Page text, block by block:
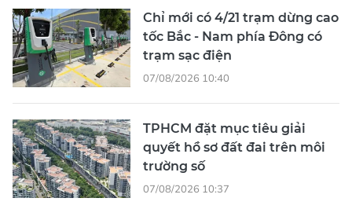
Chỉ mới có 4/21 trạm dừng cao
tốc Bắc - Nam phía Đông có
trạm sạc điện
07/08/2026 10:40
TPHCM đặt mục tiêu giải
quyết hồ sơ đất đai trên môi
trường số
07/08/2026 10:37